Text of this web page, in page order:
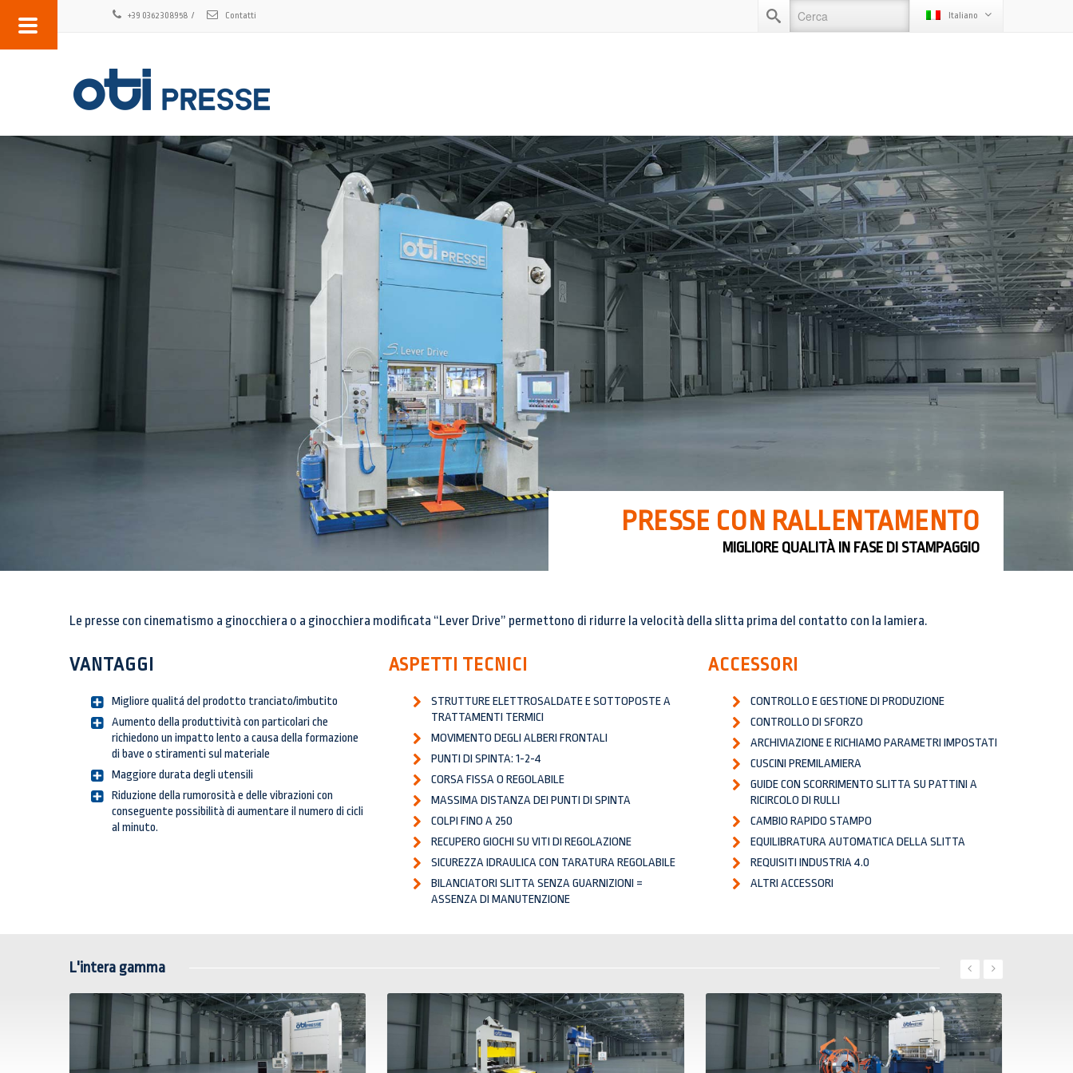
+39 0362 308958 / Contatti Italiano
PRESSE CON RALLENTAMENTO
MIGLIORE QUALITÀ IN FASE DI STAMPAGGIO
Le presse con cinematismo a ginocchiera o a ginocchiera modificata “Lever Drive” permettono di ridurre la velocità della slitta prima del contatto con la lamiera.
VANTAGGI
Migliore qualitá del prodotto tranciato/imbutito
Aumento della produttività con particolari che
richiedono un impatto lento a causa della formazione
di bave o stiramenti sul materiale
Maggiore durata degli utensili
Riduzione della rumorosità e delle vibrazioni con
conseguente possibilità di aumentare il numero di cicli
al minuto.
ASPETTI TECNICI
STRUTTURE ELETTROSALDATE E SOTTOPOSTE A
TRATTAMENTI TERMICI
MOVIMENTO DEGLI ALBERI FRONTALI
PUNTI DI SPINTA: 1-2-4
CORSA FISSA O REGOLABILE
MASSIMA DISTANZA DEI PUNTI DI SPINTA
COLPI FINO A 250
RECUPERO GIOCHI SU VITI DI REGOLAZIONE
SICUREZZA IDRAULICA CON TARATURA REGOLABILE
BILANCIATORI SLITTA SENZA GUARNIZIONI =
ASSENZA DI MANUTENZIONE
ACCESSORI
CONTROLLO E GESTIONE DI PRODUZIONE
CONTROLLO DI SFORZO
ARCHIVIAZIONE E RICHIAMO PARAMETRI IMPOSTATI
CUSCINI PREMILAMIERA
GUIDE CON SCORRIMENTO SLITTA SU PATTINI A
RICIRCOLO DI RULLI
CAMBIO RAPIDO STAMPO
EQUILIBRATURA AUTOMATICA DELLA SLITTA
REQUISITI INDUSTRIA 4.0
ALTRI ACCESSORI
L'intera gamma